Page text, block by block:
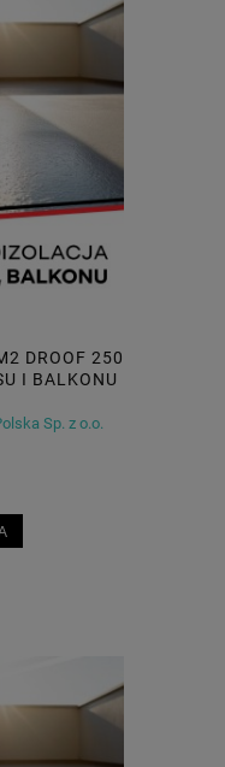
DROOF 250
I BALKONU
Sp. z o.o.